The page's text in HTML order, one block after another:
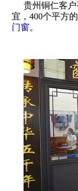
贵州铜仁客
宜，400个平方
门窗。